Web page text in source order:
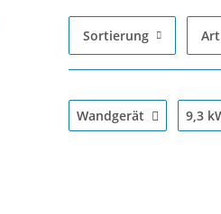
Sortierung
Wandgerät 9,3